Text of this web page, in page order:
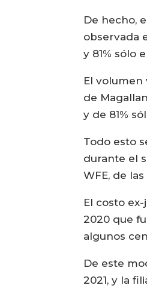
De hecho,
observada
y 81% sólo
El volumen
de
y de 81%
Todo esto
durante el
WFE, de
El costo
2020 que
algunos
De este
2021, y la